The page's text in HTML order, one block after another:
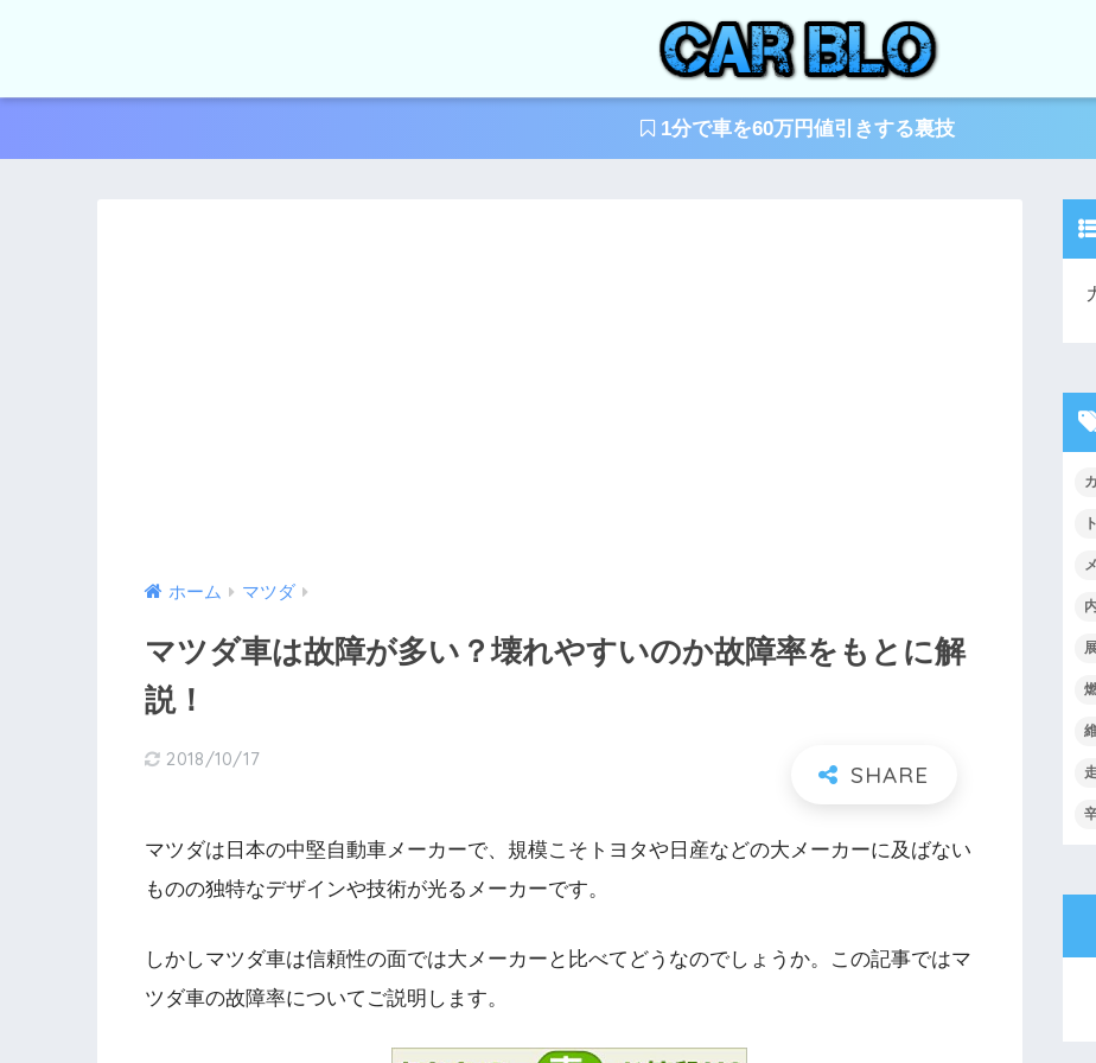
1分で車を60万円値引きする裏技
ホーム マツダ
マツダ車は故障が多い？壊れやすいのか故障率をもとに解
説！
2018/10/17
マツダは日本の中堅自動車メーカーで、規模こそトヨタや日産などの大メーカーに及ばない
ものの独特なデザインや技術が光るメーカーです。
しかしマツダ車は信頼性の面では大メーカーと比べてどうなのでしょうか。この記事ではマ
ツダ車の故障率についてご説明します。